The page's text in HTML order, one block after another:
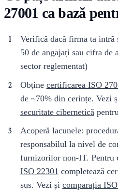
27001 ca bază
Verifică dacă firma ta intră
50 de angajați sau cifra de
sector reglementat)
Obține certificarea ISO
de ~70% din cerințe. Vezi
securitate cibernetică
Acoperă lacunele:
responsabilul la nivel de
furnizorilor non-IT. Pentru
ISO 22301 completează
sus. Vezi și comparația